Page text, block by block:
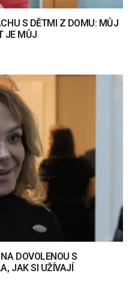
S DĚTMI Z DOMU: MŮJ
JE MŮJ
DOVOLENOU S
JAK SI UŽÍVAJÍ